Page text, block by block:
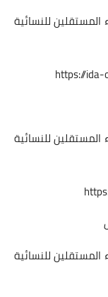
للنسائية
https://
للنسائية
للنسائية